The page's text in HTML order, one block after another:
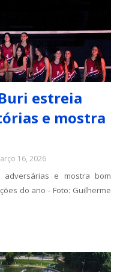
estreia
e mostra
16, 2026
e mostra bom
do ano - Foto: Guilherme